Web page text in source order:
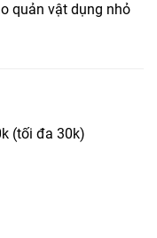
quản vật dụng nhỏ
(tối đa 30k)